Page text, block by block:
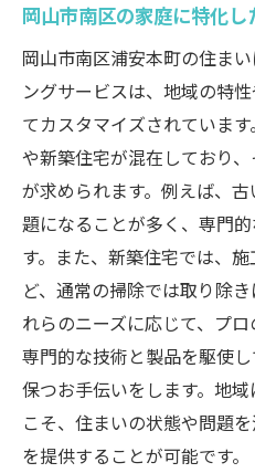
持続可能な住環境
安全性を考慮した
理想的な住まいの
ハウスクリーニングが
活を一新する理由
生活環境を向上さ
プロの清掃術で得
定期的なクリーニ
健康面でのメリッ
仕事と家庭の両立
地域社会に貢献す
究極の清潔感をプロ
現する方法
岡山市南区の家庭に特化し
岡山市南区浦安本町の住ま
ングサービスは、地域の特
てカスタマイズされていま
や新築住宅が混在しており
が求められます。例えば、
題になることが多く、専門
す。また、新築住宅では、
ど、通常の掃除では取り除
れらのニーズに応じて、プ
専門的な技術と製品を駆使
保つお手伝いをします。地
こそ、住まいの状態や問題
を提供することが可能です。